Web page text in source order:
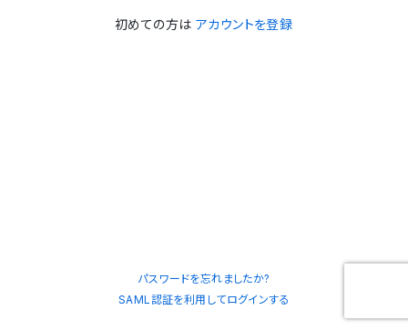
初めての方は アカウントを登録
パスワードを忘れましたか?
SAML認証を利用してログインする